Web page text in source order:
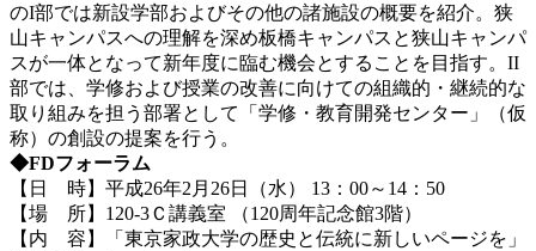
のI部では新設学部およびその他の諸施設の概要を紹介。狭
山キャンパスへの理解を深め板橋キャンパスと狭山キャンパ
スが一体となって新年度に臨む機会とすることを目指す。II
部では、学修および授業の改善に向けての組織的・継続的な
取り組みを担う部署として「学修・教育開発センター」（仮
称）の創設の提案を行う。
◆FDフォーラム
【日 時】平成26年2月26日（水） 13：00～14：50
【場 所】120-3Ｃ講義室 （120周年記念館3階）
【内 容】「東京家政大学の歴史と伝統に新しいページを」